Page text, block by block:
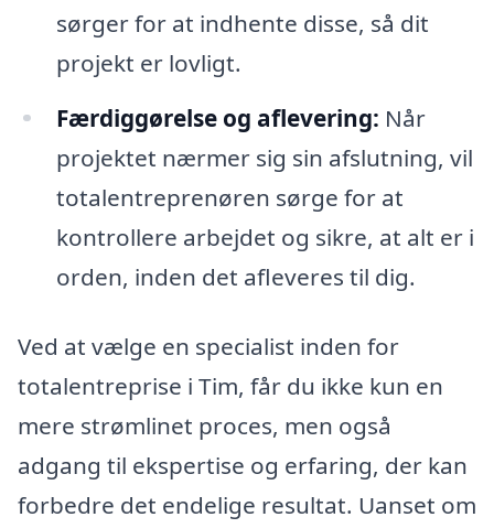
sørger for at indhente disse, så dit
projekt er lovligt.
Færdiggørelse og aflevering: Når
projektet nærmer sig sin afslutning, vil
totalentreprenøren sørge for at
kontrollere arbejdet og sikre, at alt er i
orden, inden det afleveres til dig.
Ved at vælge en specialist inden for
totalentreprise i Tim, får du ikke kun en
mere strømlinet proces, men også
adgang til ekspertise og erfaring, der kan
forbedre det endelige resultat. Uanset om